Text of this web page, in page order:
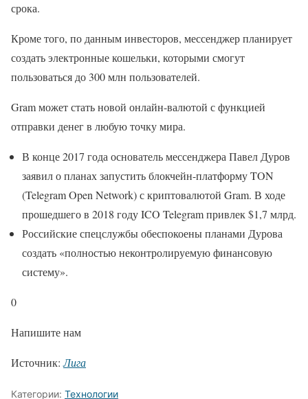
срока.
Кроме того, по данным инвесторов, мессенджер планирует
создать электронные кошельки, которыми смогут
пользоваться до 300 млн пользователей.
Gram может стать новой онлайн-валютой с функцией
отправки денег в любую точку мира.
В конце 2017 года основатель мессенджера Павел Дуров
заявил о планах запустить блокчейн-платформу TON
(Telegram Open Network) с криптовалютой Gram. В ходе
прошедшего в 2018 году ICO Telegram привлек $1,7 млрд.
Российские спецслужбы обеспокоены планами Дурова
создать «полностью неконтролируемую финансовую
систему».
0
Напишите нам
Источник:Лига
Категории: Технологии